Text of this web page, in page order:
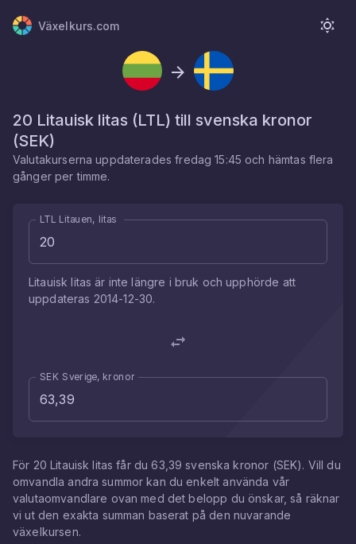
Växelkurs.com
20 Litauisk litas (LTL) till svenska kronor
(SEK)
Valutakurserna uppdateradesfredag 15:45 och hämtas flera
gånger per timme.
LTL Litauen, litas
Litauisk litas är inte längre i bruk och upphörde att
uppdateras 2014-12-30.
SEK Sverige, kronor
För 20 Litauisk litas får du63,39 svenska kronor (SEK). Vill du
omvandla andra summor kan du enkelt använda vår
valutaomvandlare ovan med det belopp du önskar, så räknar
vi ut den exakta summan baserat på den nuvarande
växelkursen.